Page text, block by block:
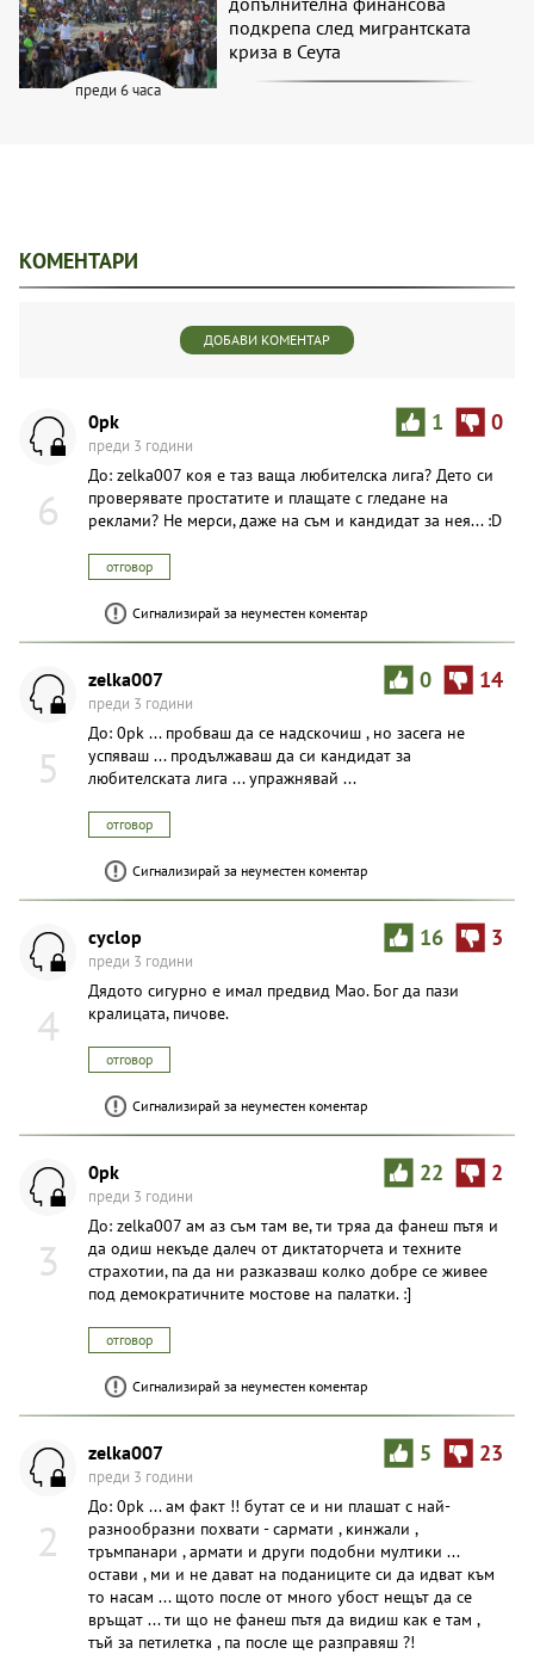
преди 6 часа
подкрепа след мигрантската
криза в Сеута
КОМЕНТАРИ
ДОБАВИ КОМЕНТАР
6
1 0
0pk
преди 3 години
До: zelka007 коя е таз ваща любителска лига? Дето си
проверявате простатите и плащате с гледане на
реклами? Не мерси, даже на съм и кандидат за нея... :D
отговор
Сигнализирай за неуместен коментар
5
0 14
zelka007
преди 3 години
До: 0pk ... пробваш да се надскочиш , но засега не
успяваш ... продължаваш да си кандидат за
любителската лига ... упражнявай ...
отговор
Сигнализирай за неуместен коментар
4
16 3
cyclop
преди 3 години
Дядото сигурно е имал предвид Мао. Бог да пази
кралицата, пичове.
отговор
Сигнализирай за неуместен коментар
3
22 2
0pk
преди 3 години
До: zelka007 ам аз съм там ве, ти тряа да фанеш пътя и
да одиш некъде далеч от диктаторчета и техните
страхотии, па да ни разказваш колко добре се живее
под демократичните мостове на палатки. :]
отговор
Сигнализирай за неуместен коментар
2
5 23
zelka007
преди 3 години
До: 0pk ... ам факт !! бутат се и ни плашат с най-
разнообразни похвати - сармати , кинжали ,
тръмпанари , армати и други подобни мултики ...
остави , ми и не дават на поданиците си да идват към
то насам ... щото после от много убост нещът да се
връщат ... ти що не фанеш пътя да видиш как е там ,
тъй за петилетка , па после ще разправяш ?!